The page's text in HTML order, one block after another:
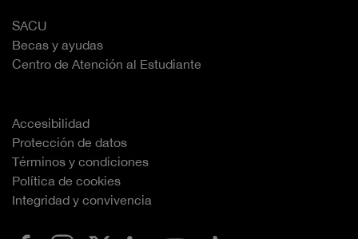
SACU
Becas y ayudas
Centro de Atención al Estudiante
Accesibilidad
Protección de datos
Términos y condiciones
Política de cookies
Integridad y convivencia